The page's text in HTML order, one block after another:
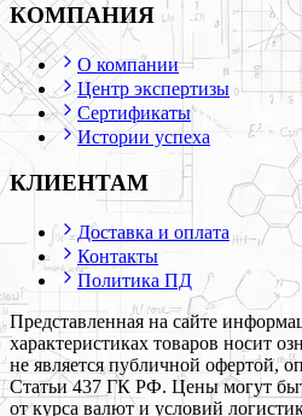
КОМПАНИЯ
О компании
Центр экспертизы
Сертификаты
Истории успеха
КЛИЕНТАМ
Доставка и оплата
Контакты
Политика ПД
Представленная на сайте
характеристиках товаров носит
не является публичной офертой,
Статьи 437 ГК РФ. Цены могут
от курса валют и условий